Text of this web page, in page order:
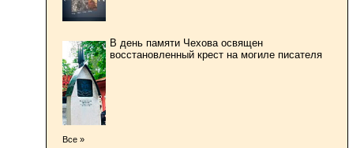
В день памяти Чехова освящен
восстановленный крест на могиле писателя
Все »